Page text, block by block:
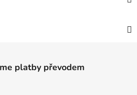
platby převodem